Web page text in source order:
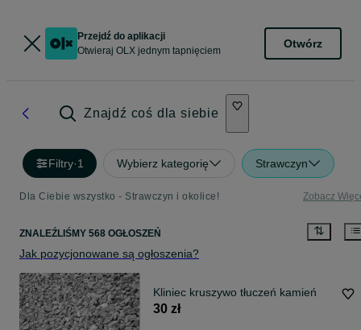
Przejdź do aplikacji
Otwieraj OLX jednym tapnięciem
Otwórz
Znajdź coś dla siebie
Filtry·1 Wybierz kategorię Strawczyn
Dla Ciebie wszystko - Strawczyn i okolice! Zobacz
ZNALEŹLIŚMY 568 OGŁOSZEŃ
Jak pozycjonowane są ogłoszenia?
Kliniec kruszywo tłuczeń kamień
30 zł